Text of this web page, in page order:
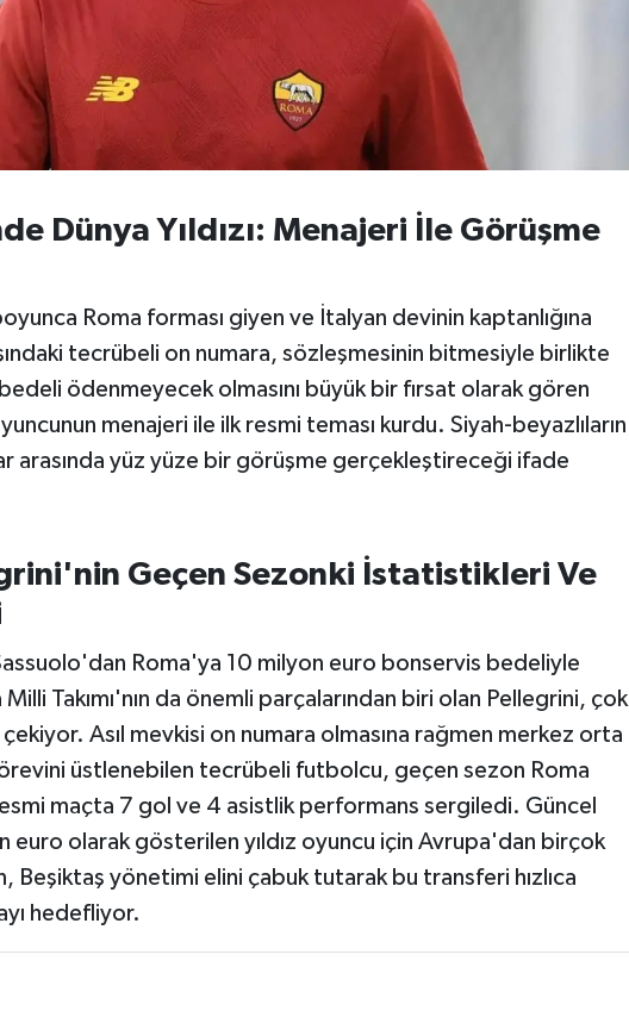
Dünya Yıldızı: Menajeri İle Görüşme
Roma forması giyen ve İtalyan devinin kaptanlığına
tecrübeli on numara, sözleşmesinin bitmesiyle birlikte
ödenmeyecek olmasını büyük bir fırsat olarak gören
menajeri ile ilk resmi teması kurdu. Siyah-beyazlıların
arasında yüz yüze bir görüşme gerçekleştireceği ifade
Geçen Sezonki İstatistikleri Ve
Roma'ya 10 milyon euro bonservis bedeliyle
Takımı'nın da önemli parçalarından biri olan Pellegrini, çok
Asıl mevkisi on numara olmasına rağmen merkez orta
üstlenebilen tecrübeli futbolcu, geçen sezon Roma
resmi maçta 7 gol ve 4 asistlik performans sergiledi. Güncel
euro olarak gösterilen yıldız oyuncu için Avrupa'dan birçok
Beşiktaş yönetimi elini çabuk tutarak bu transferi hızlıca
hedefliyor.